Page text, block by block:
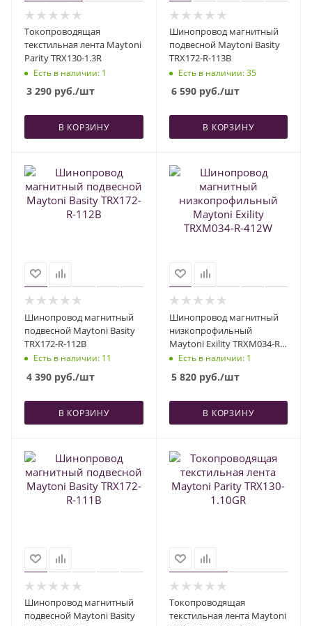
Токопроводящая
текстильная лента Maytoni
Parity TRX130-1.3R
Есть в наличии: 1
3 290 руб./шт
В КОРЗИНУ
Шинопровод магнитный
подвесной Maytoni Basity
TRX172-R-113B
Есть в наличии: 35
6 590руб./шт
В КОРЗИНУ
Шинопровод магнитный
подвесной Maytoni Basity
TRX172-R-112B
Есть в наличии: 11
4 390 руб./шт
В КОРЗИНУ
Шинопровод магнитный
низкопрофильный
Maytoni Exility TRXM034-R-
412WЕсть в наличии: 1
5 820руб./шт
В КОРЗИНУ
Шинопровод магнитный
подвесной Maytoni Basity
Токопроводящая
текстильная лента Maytoni